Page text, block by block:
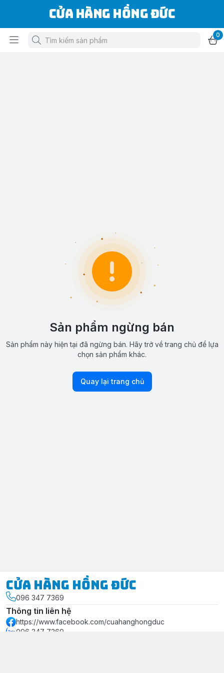
Cửa Hàng Hồng Đức
0
Sản phẩm ngừng bán
Sản phẩm này hiện tại đã ngừng bán. Hãy trở về trang chủ để lựa
chọn sản phẩm khác.
Quay lại trang chủ
Cửa Hàng Hồng Đức
096 347 7369
Thông tin liên hệ
https://www.facebook.com/cuahanghongduc
096 347 7369